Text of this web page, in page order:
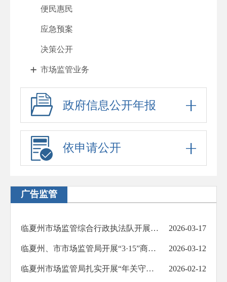
便民惠民
应急预案
决策公开
市场监管业务
政府信息公开年报
依申请公开
广告监管
临夏州市场监管综合行政执法队开展“3·15”晚会曝光问题排查整治行动 2026-03-17
临夏州、市市场监管局开展“3·15”商标知识进企业宣传活动 2026-03-12
临夏州市场监管局扎实开展“年关守护行动”暨节前市场监管和安全生产大检查 2026-02-12